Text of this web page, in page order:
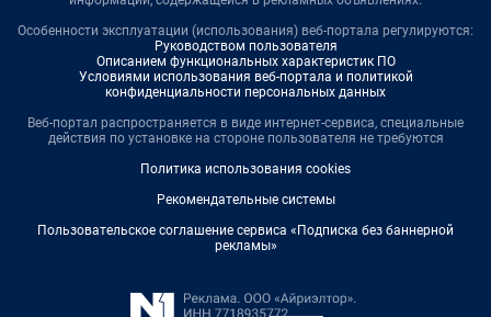
Особенности эксплуатации (использования) веб-портала регулируются:
Руководством пользователя
Описанием функциональных характеристик ПО
Условиями использования веб-портала и политикой
конфиденциальности персональных данных
Веб-портал распространяется в виде интернет-сервиса, специальные
действия по установке на стороне пользователя не требуются
Политика использования cookies
Рекомендательные системы
Пользовательское соглашение сервиса «Подписка без баннерной
рекламы»